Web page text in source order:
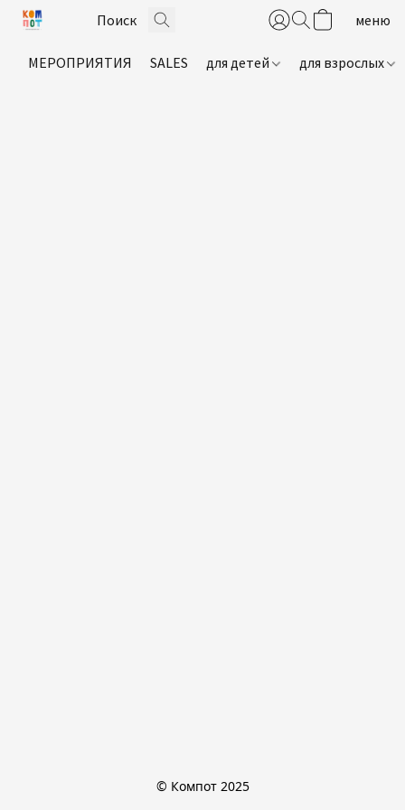
МЕРОПРИЯТИЯ SALES для детей для взрослых
© Компот 2025